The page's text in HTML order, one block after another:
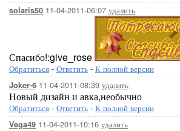
solaris50 11-04-2011-06:07 удалить
Спасибо!:give_rose
Обратиться - Ответить - К полной версии
Joker-6 11-04-2011-08:39 удалить
Новый дизайн и авка,необычно
Обратиться - Ответить - К полной версии
Vega49 11-04-2011-10:16 удалить